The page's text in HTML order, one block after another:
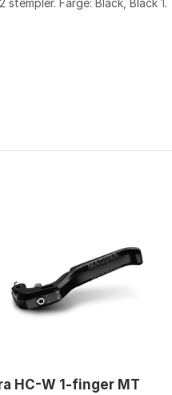
stempler. Farge: Black, Black 1.
HC-W 1-finger MT